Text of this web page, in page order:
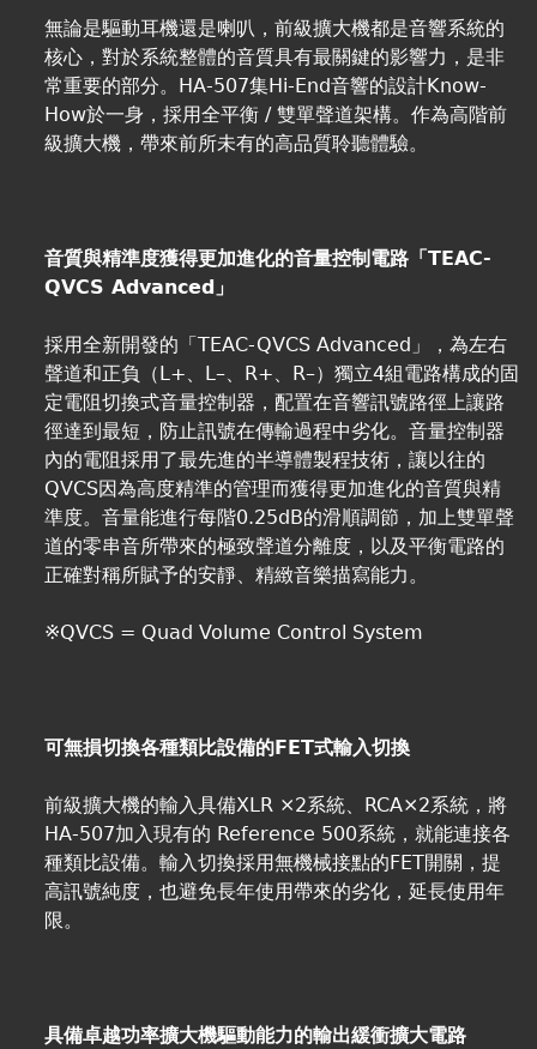
無論是驅動耳機還是喇叭，前級擴大機都是音響系統的
核心，對於系統整體的音質具有最關鍵的影響力，是非
常重要的部分。HA-507集Hi-End音響的設計Know-
How於一身，採用全平衡 / 雙單聲道架構。作為高階前
級擴大機，帶來前所未有的高品質聆聽體驗。
音質與精準度獲得更加進化的音量控制電路「TEAC-
QVCS Advanced」
採用全新開發的「TEAC-QVCS Advanced」，為左右
聲道和正負（L+、L–、R+、R–）獨立4組電路構成的固
定電阻切換式音量控制器，配置在音響訊號路徑上讓路
徑達到最短，防止訊號在傳輸過程中劣化。音量控制器
內的電阻採用了最先進的半導體製程技術，讓以往的
QVCS因為高度精準的管理而獲得更加進化的音質與精
準度。音量能進行每階0.25dB的滑順調節，加上雙單聲
道的零串音所帶來的極致聲道分離度，以及平衡電路的
正確對稱所賦予的安靜、精緻音樂描寫能力。
※QVCS = Quad Volume Control System
可無損切換各種類比設備的FET式輸入切換
前級擴大機的輸入具備XLR ×2系統、RCA×2系統，將
HA-507加入現有的 Reference 500系統，就能連接各
種類比設備。輸入切換採用無機械接點的FET開關，提
高訊號純度，也避免長年使用帶來的劣化，延長使用年
限。
具備卓越功率擴大機驅動能力的輸出緩衝擴大電路